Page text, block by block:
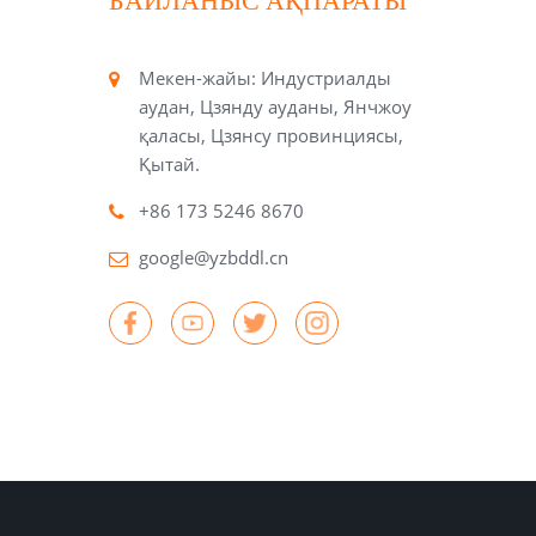
Мекен-жайы: Индустриалды
аудан, Цзянду ауданы, Янчжоу
қаласы, Цзянсу провинциясы,
Қытай.
+86 173 5246 8670
google@yzbddl.cn